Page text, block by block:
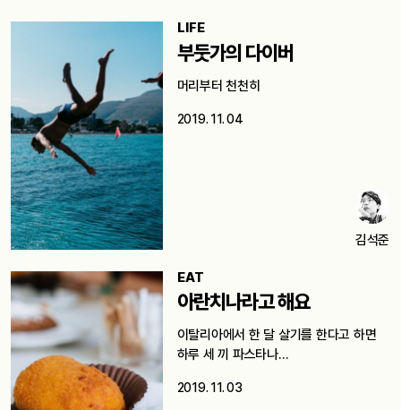
LIFE
부둣가의 다이버
머리부터 천천히
2019. 11. 04
김석준
EAT
아란치나라고 해요
이탈리아에서 한 달 살기를 한다고 하면
하루 세 끼 파스타나…
2019. 11. 03